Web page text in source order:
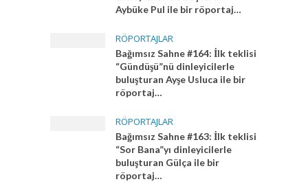
Aybüke Pul ile bir röportaj…
RÖPORTAJLAR
Bağımsız Sahne #164: İlk teklisi
“Gündüşü”nü dinleyicilerle
buluşturan Ayşe Usluca ile bir
röportaj…
RÖPORTAJLAR
Bağımsız Sahne #163: İlk teklisi
“Sor Bana”yı dinleyicilerle
buluşturan Gülça ile bir
röportaj…